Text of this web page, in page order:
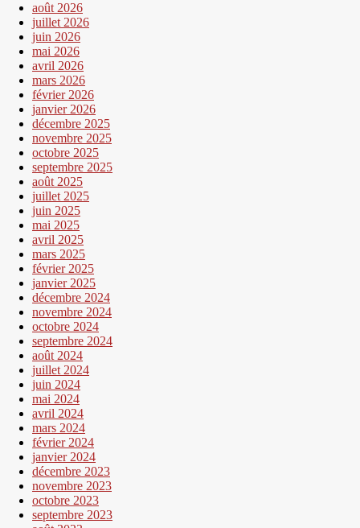
août 2026
juillet 2026
juin 2026
mai 2026
avril 2026
mars 2026
février 2026
janvier 2026
décembre 2025
novembre 2025
octobre 2025
septembre 2025
août 2025
juillet 2025
juin 2025
mai 2025
avril 2025
mars 2025
février 2025
janvier 2025
décembre 2024
novembre 2024
octobre 2024
septembre 2024
août 2024
juillet 2024
juin 2024
mai 2024
avril 2024
mars 2024
février 2024
janvier 2024
décembre 2023
novembre 2023
octobre 2023
septembre 2023